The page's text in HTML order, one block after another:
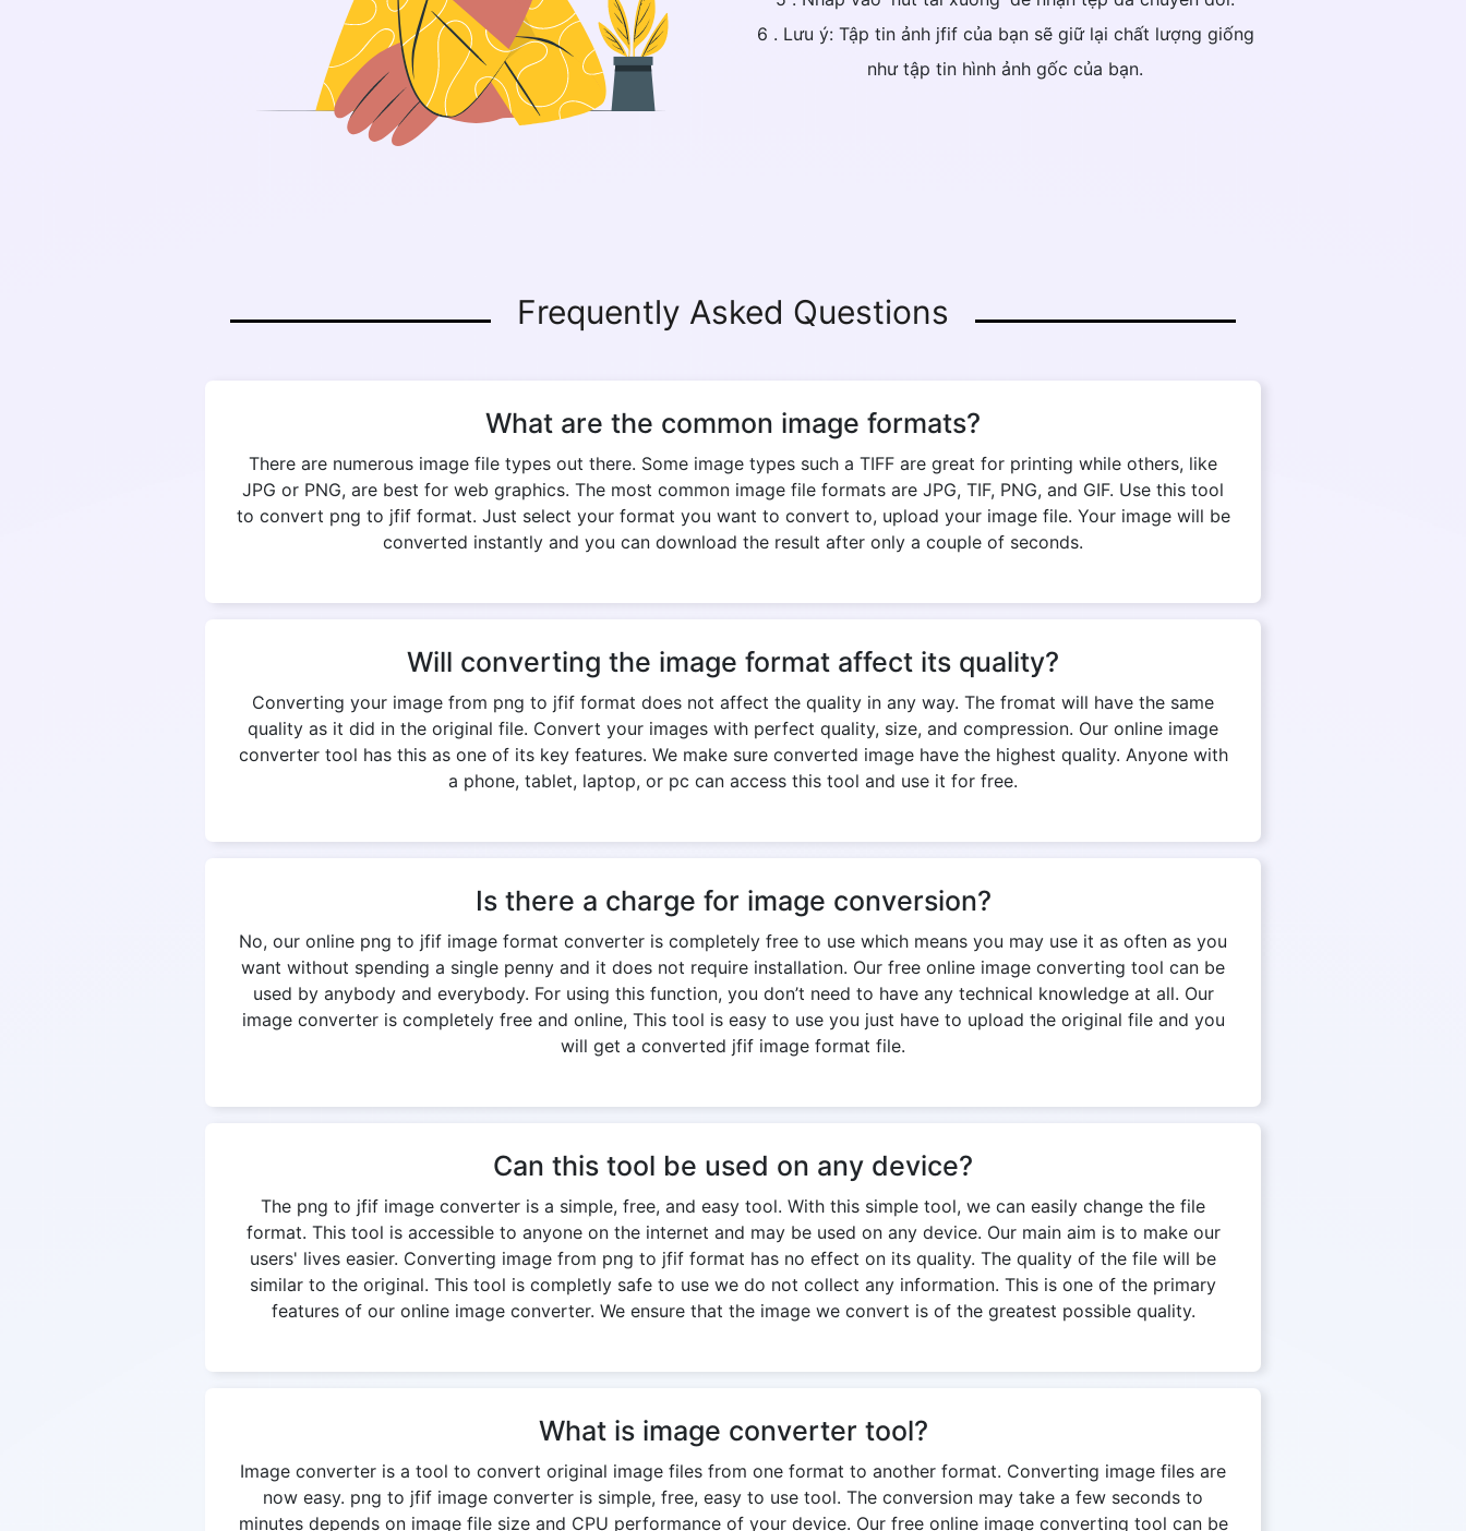
6 . Lưu ý: Tập tin ảnh jfif của bạn sẽ giữ lại chất lượng giống
như tập tin hình ảnh gốc của bạn.
Frequently Asked Questions
What are the common image formats?
There are numerous image file types out there. Some image types such a TIFF are great for printing while others, like
JPG or PNG, are best for web graphics. The most common image file formats are JPG, TIF, PNG, and GIF. Use this tool
to convert png to jfif format. Just select your format you want to convert to, upload your image file. Your image will be
converted instantly and you can download the result after only a couple of seconds.
Will converting the image format affect its quality?
Converting your image from png to jfif format does not affect the quality in any way. The fromat will have the same
quality as it did in the original file. Convert your images with perfect quality, size, and compression. Our online image
converter tool has this as one of its key features. We make sure converted image have the highest quality. Anyone with
a phone, tablet, laptop, or pc can access this tool and use it for free.
Is there a charge for image conversion?
No, our online png to jfif image format converter is completely free to use which means you may use it as often as you
want without spending a single penny and it does not require installation. Our free online image converting tool can be
used by anybody and everybody. For using this function, you don’t need to have any technical knowledge at all. Our
image converter is completely free and online, This tool is easy to use you just have to upload the original file and you
will get a converted jfif image format file.
Can this tool be used on any device?
The png to jfif image converter is a simple, free, and easy tool. With this simple tool, we can easily change the file
format. This tool is accessible to anyone on the internet and may be used on any device. Our main aim is to make our
users' lives easier. Converting image from png to jfif format has no effect on its quality. The quality of the file will be
similar to the original. This tool is completly safe to use we do not collect any information. This is one of the primary
features of our online image converter. We ensure that the image we convert is of the greatest possible quality.
What is image converter tool?
Image converter is a tool to convert original image files from one format to another format. Converting image files are
now easy. png to jfif image converter is simple, free, easy to use tool. The conversion may take a few seconds to
minutes depends on image file size and CPU performance of your device. Our free online image converting tool can be